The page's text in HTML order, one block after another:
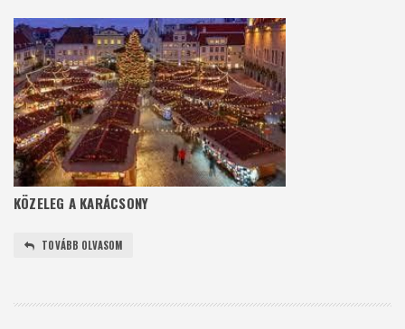
KÖZELEG A KARÁCSONY
TOVÁBB OLVASOM